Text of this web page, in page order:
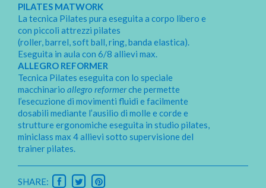
PILATES MATWORK
La tecnica Pilates pura eseguita a corpo libero e
con piccoli attrezzi pilates
(roller, barrel, soft ball, ring, banda elastica).
Eseguita in aula con 6/8 allievi max.
ALLEGRO REFORMER
Tecnica Pilates eseguita con lo speciale
macchinario allegro reformerche permette
l’esecuzione di movimenti fluidi e facilmente
dosabili mediante l’ausilio di molle e corde e
strutture ergonomiche eseguita in studio pilates,
miniclass max 4 allievi sotto supervisione del
trainer pilates.
SHARE: